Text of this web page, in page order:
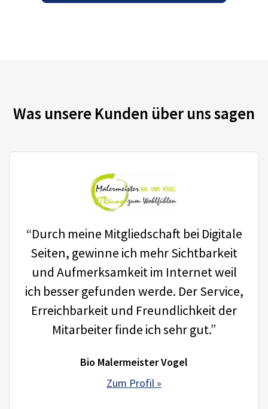
Was unsere Kunden über uns sagen
“Durch meine Mitgliedschaft bei Digitale
Seiten, gewinne ich mehr Sichtbarkeit
und Aufmerksamkeit im Internet weil
ich besser gefunden werde. Der Service,
Erreichbarkeit und Freundlichkeit der
Mitarbeiter finde ich sehr gut.”
Bio Malermeister Vogel
Zum Profil »